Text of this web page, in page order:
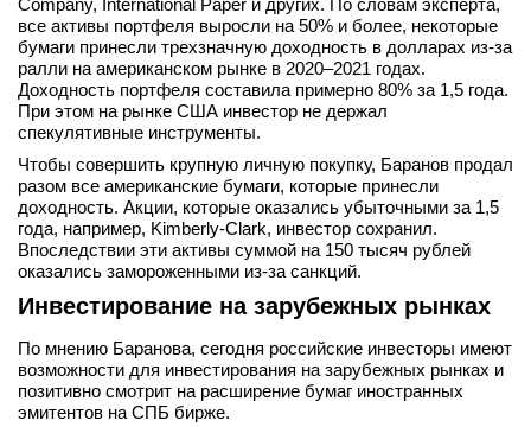
Company, International Paper и других. По словам эксперта,
все активы портфеля выросли на 50% и более, некоторые
бумаги принесли трехзначную доходность в долларах из-за
ралли на американском рынке в 2020–2021 годах.
Доходность портфеля составила примерно 80% за 1,5 года.
При этом на рынке США инвестор не держал
спекулятивные инструменты.
Чтобы совершить крупную личную покупку, Баранов продал
разом все американские бумаги, которые принесли
доходность. Акции, которые оказались убыточными за 1,5
года, например, Kimberly-Clark, инвестор сохранил.
Впоследствии эти активы суммой на 150 тысяч рублей
оказались замороженными из-за санкций.
Инвестирование на зарубежных рынках
По мнению Баранова, сегодня российские инвесторы имеют
возможности для инвестирования на зарубежных рынках и
позитивно смотрит на расширение бумаг иностранных
эмитентов на СПБ бирже.